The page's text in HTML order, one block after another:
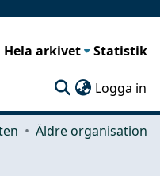
Hela arkivet Statistik
Logga in
Äldre organisation